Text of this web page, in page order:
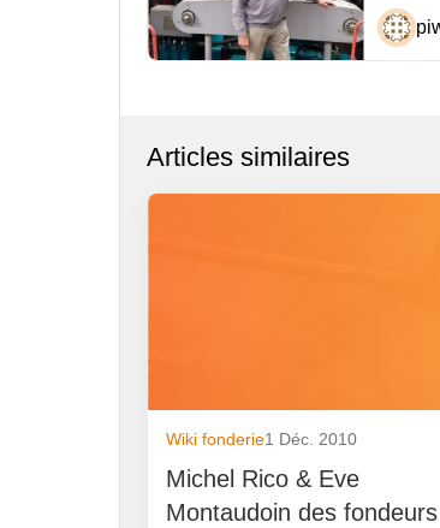
Articles similaires
Wiki fonderie1 Déc. 2010
Michel Rico & Eve
Montaudoin des fondeurs